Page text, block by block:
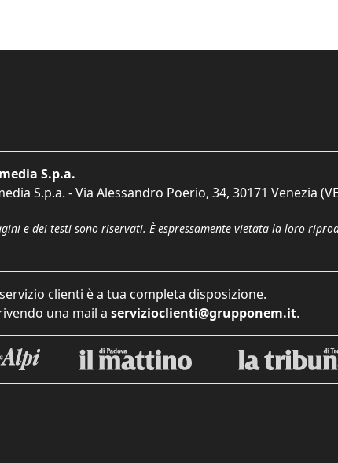
S.p.a.
S.p.a. - Via Alessandro Poerio, 34, 30171 Venezia
e dei testi sono riservati. È espressamente vietata la loro
clienti è a tua completa disposizione.
una mail a servizioclienti@grupponem.it.